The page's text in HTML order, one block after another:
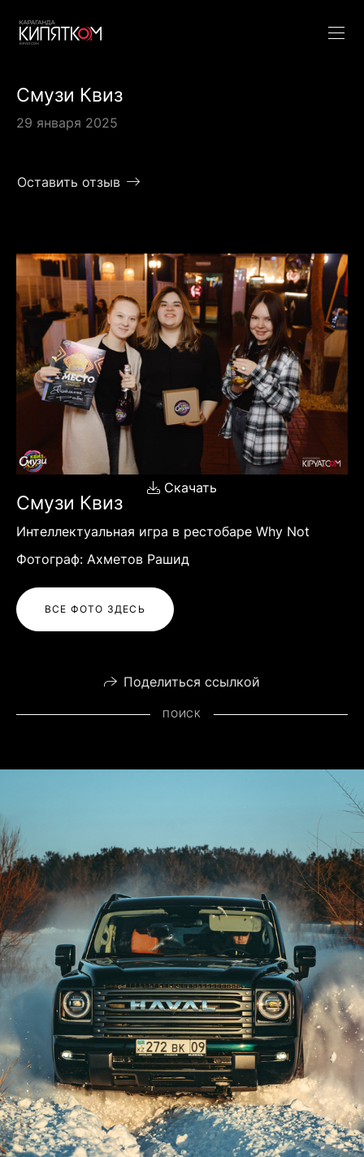
Смузи Квиз
29 января 2025
Оставить отзыв
Скачать
Смузи Квиз
Интеллектуальная игра в рестобаре Why Not
Фотограф: Ахметов Рашид
ВСЕ ФОТО ЗДЕСЬ
Поделиться ссылкой
ПОИСК